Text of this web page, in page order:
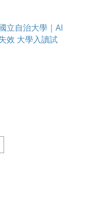
立自治大學｜AI
效 大學入讀試